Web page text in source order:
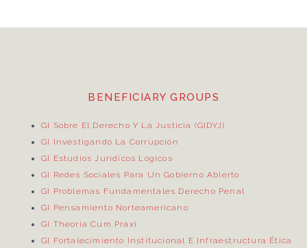
BENEFICIARY GROUPS
GI Sobre El Derecho Y La Justicia (GIDYJ)
GI Investigando La Corrupción
GI Estudios Jurídicos Lógicos
GI Redes Sociales Para Un Gobierno Abierto
GI Problemas Fundamentales Derecho Penal
GI Pensamiento Norteamericano
GI Theoria Cum Praxi
GI Fortalecimiento Institucional E Infraestructura Ética